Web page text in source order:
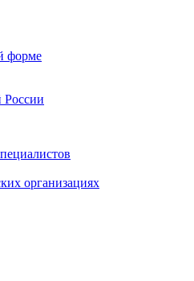
форме
России
организациях